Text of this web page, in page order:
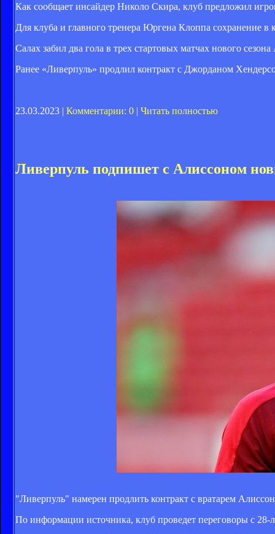
Как сообщает инсайдер Николо Скира, клуб предложил
Для клуба и главного тренера Юргена Клоппа сохранение в
Салах забил два гола в трех стартовых матчах нового
Ранее «Ливерпуль» продлил контракт с Джорданом
23.03.2023 | Комментарии: 0 | Читать полностью
Ливерпуль подпишет с Алиссоном
"Ливерпуль" намерен продлить контракт с вратарем
По информации источника, клуб проведет переговоры с